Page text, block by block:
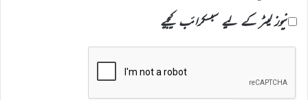
نیوز لیٹر کے لیے سبسکرائب کیجیے